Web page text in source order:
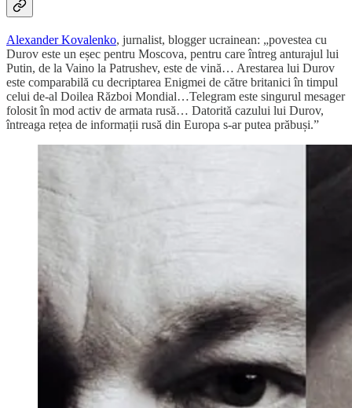
Alexander Kovalenko, jurnalist, blogger ucrainean: „povestea cu
Durov este un eșec pentru Moscova, pentru care întreg anturajul lui
Putin, de la Vaino la Patrushev, este de vină… Arestarea lui Durov
este comparabilă cu decriptarea Enigmei de către britanici în timpul
celui de-al Doilea Război Mondial…Telegram este singurul mesager
folosit în mod activ de armata rusă… Datorită cazului lui Durov,
întreaga rețea de informații rusă din Europa s-ar putea prăbuși.”